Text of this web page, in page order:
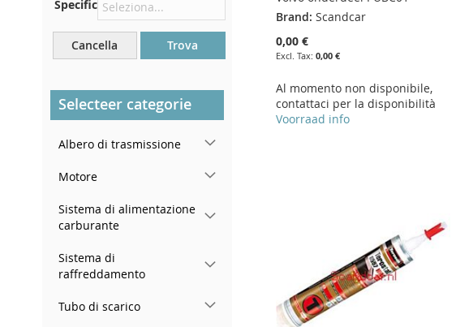
Brand: Scandcar
0,00 €
0,00 €
Al momento non disponibile,
contattaci per la disponibilità
Voorraad info
Add to Cart
ADD
TO
WISH
LIST
ADD
TO
COMPARE
WISH
TO
WISH
TO
WISH
TO
Proprio nel vano motore
Vicino al parabrezza, sul
cruscotto
posteriore destra
Specific
Cancella Trova
Selecteer categorie
Albero di trasmissione
Motore
Sistema di alimentazione
carburante
Sistema di
raffreddamento
Tubo di scarico